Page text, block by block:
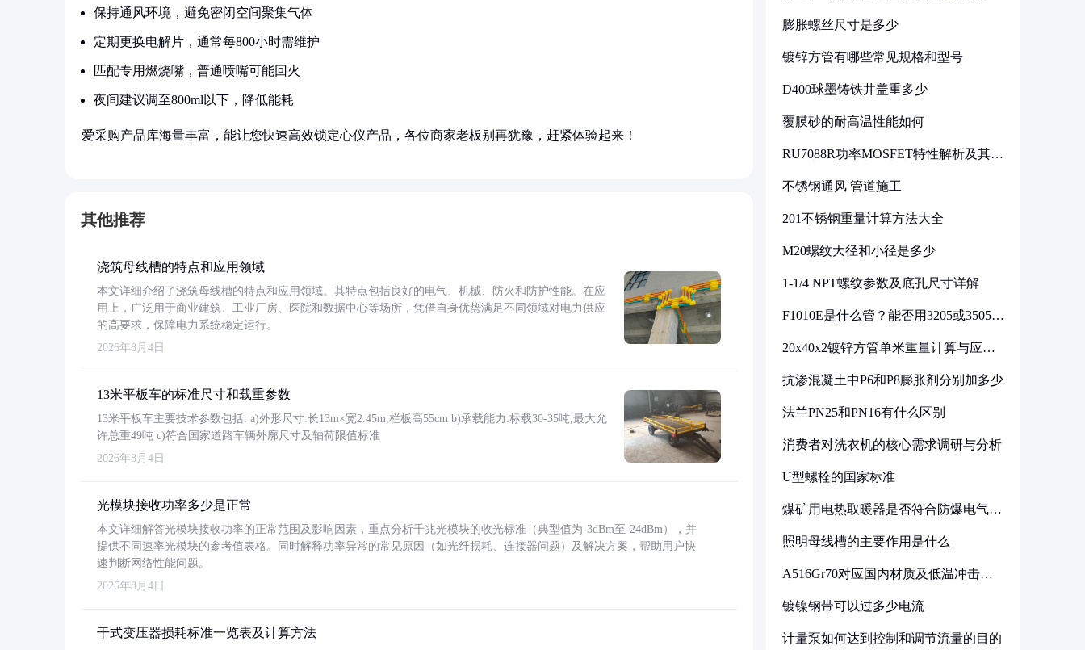
保持通风环境，避免密闭空间聚集气体
定期更换电解片，通常每800小时需维护
匹配专用燃烧嘴，普通喷嘴可能回火
夜间建议调至800ml以下，降低能耗
爱采购产品库海量丰富，能让您快速高效锁定心仪产品，各位商家老板别再犹豫，赶紧体验起来！
其他推荐
浇筑母线槽的特点和应用领域
本文详细介绍了浇筑母线槽的特点和应用领域。其特点包括良好的电气、机械、防火和防护性能。在应
用上，广泛用于商业建筑、工业厂房、医院和数据中心等场所，凭借自身优势满足不同领域对电力供应
的高要求，保障电力系统稳定运行。
2026年8月4日
13米平板车的标准尺寸和载重参数
13米平板车主要技术参数包括: a)外形尺寸:长13m×宽2.45m,栏板高55cm b)承载能力:标载30-35吨,最大允
许总重49吨 c)符合国家道路车辆外廓尺寸及轴荷限值标准
2026年8月4日
光模块接收功率多少是正常
本文详细解答光模块接收功率的正常范围及影响因素，重点分析千兆光模块的收光标准（典型值为-3dBm至-24dBm），并
提供不同速率光模块的参考值表格。同时解释功率异常的常见原因（如光纤损耗、连接器问题）及解决方案，帮助用户快
速判断网络性能问题。
2026年8月4日
干式变压器损耗标准一览表及计算方法
膨胀螺丝尺寸是多少
镀锌方管有哪些常见规格和型号
D400球墨铸铁井盖重多少
覆膜砂的耐高温性能如何
RU7088R功率MOSFET特性解析及其在
不锈钢通风 管道施工
201不锈钢重量计算方法大全
M20螺纹大径和小径是多少
1-1/4 NPT螺纹参数及底孔尺寸详解
F1010E是什么管？能否用3205或3505代
20x40x2镀锌方管单米重量计算与应用
抗渗混凝土中P6和P8膨胀剂分别加多少
法兰PN25和PN16有什么区别
消费者对洗衣机的核心需求调研与分析
U型螺栓的国家标准
煤矿用电热取暖器是否符合防爆电气设
照明母线槽的主要作用是什么
A516Gr70对应国内材质及低温冲击要
镀镍钢带可以过多少电流
计量泵如何达到控制和调节流量的目的